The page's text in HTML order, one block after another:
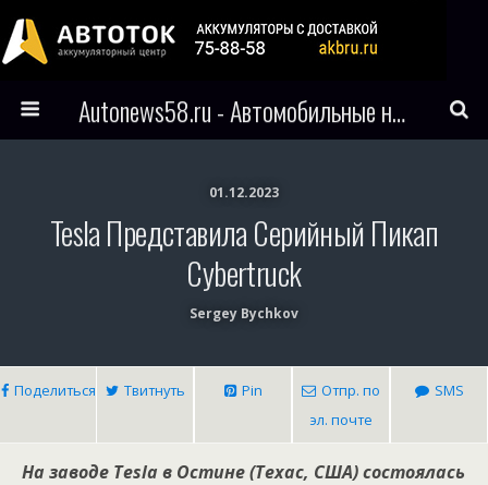
Autonews58.ru - Автомобильные новости Пензы и всего мира
01.12.2023
Tesla Представила Серийный Пикап
Cybertruck
Sergey Bychkov
Поделиться Твитнуть Pin
Отпр. по
эл. почте
SMS
На заводе Tesla в Остине (Техас, США) состоялась